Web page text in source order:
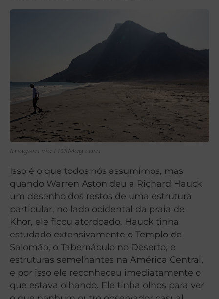
Imagem via LDSMag.com.
Isso é o que todos nós assumimos, mas
quando Warren Aston deu a Richard Hauck
um desenho dos restos de uma estrutura
particular, no lado ocidental da praia de
Khor, ele ficou atordoado. Hauck tinha
estudado extensivamente o Templo de
Salomão, o Tabernáculo no Deserto, e
estruturas semelhantes na América Central,
e por isso ele reconheceu imediatamente o
que estava olhando. Ele tinha olhos para ver